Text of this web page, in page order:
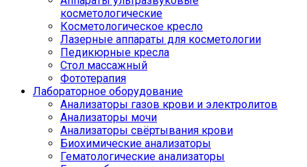
косметологические
Косметологическое кресло
Лазерные аппараты для косметологии
Педикюрные кресла
Стол массажный
Фототерапия
Лабораторное оборудование
Анализаторы газов крови и электролитов
Анализаторы мочи
Анализаторы свёртывания крови
Биохимические анализаторы
Гематологические анализаторы